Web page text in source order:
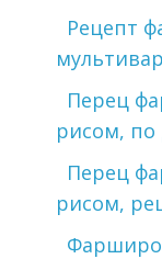
Рецепт
Перец
рисом,
Перец
рисом,